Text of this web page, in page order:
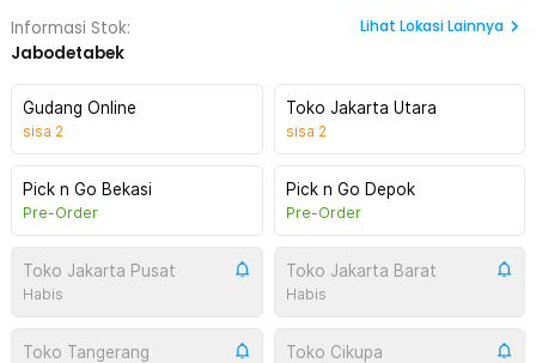
Informasi Stok:
Jabodetabek
Lihat Lokasi Lainnya
Gudang Online
sisa 2
Toko Jakarta Utara
sisa 2
Pick n Go Bekasi
Pre-Order
Pick n Go Depok
Pre-Order
Toko Jakarta Pusat
Habis
Toko Jakarta Barat
Habis
Toko Tangerang Toko Cikupa